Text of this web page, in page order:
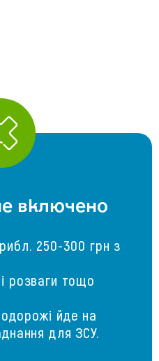
включено
250-300 грн з
розваги тощо
йде на
для ЗСУ.